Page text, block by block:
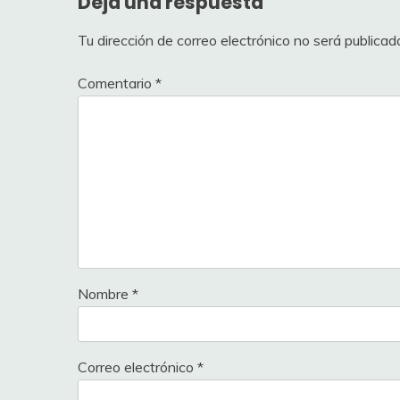
Tu dirección de correo electrónico no será
Comentario *
Nombre *
Correo electrónico *